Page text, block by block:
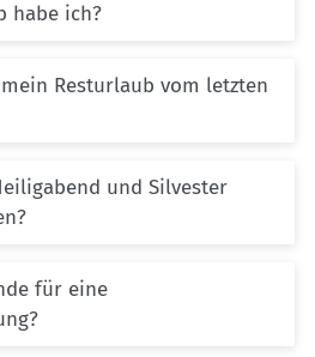
habe ich?
Resturlaub vom letzten
und Silvester
für eine